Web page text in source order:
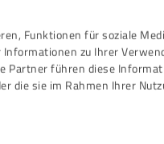
Funktionen für soziale
zu Ihrer
Partner führen diese
die sie im Rahmen Ihrer
geven uit eigen
van beoordelingen
ook.